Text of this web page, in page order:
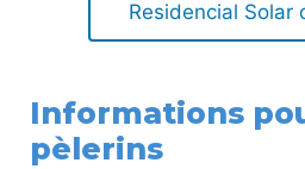
Residencial Solar
Informations
pèlerins